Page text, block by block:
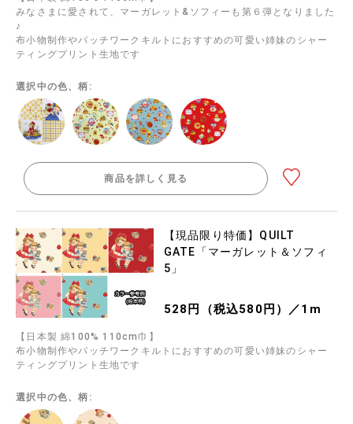
みなさまに愛されて、マーガレット&ソフィーも第６弾となりました
♪
布小物制作やパッチワークキルトにおすすめの可愛い姉妹のシャー
ティングプリント生地です
選択中の色、柄:
商品を詳しく見る
【現品限り特価】QUILT
GATE「マーガレット＆ソフィ
5」
528円（税込580円）／1m
【日本製 綿100% 110cm巾】
布小物制作やパッチワークキルトにおすすめの可愛い姉妹のシャー
ティングプリント生地です
選択中の色、柄: